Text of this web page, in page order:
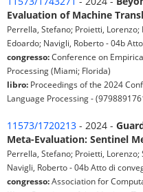
Evaluation of Machine
Perrella, Stefano; Proietti, Lorenzo;
Edoardo; Navigli, Roberto - 04b
congresso:Conference on
Processing (Miami; Florida)
libro: Proceedings of the 2024
Language Processing -
11573/1720213 - 2024 -
Meta-Evaluation: Sentinel
Perrella, Stefano; Proietti,
Navigli, Roberto - 04b Atto di
congresso:Association for